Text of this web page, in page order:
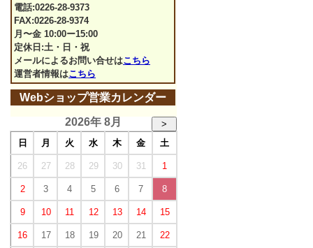
電話:0226-28-9373
FAX:0226-28-9374
月〜金 10:00ー15:00
定休日:土・日・祝
メールによるお問い合せはこちら
運営者情報はこちら
Webショップ営業カレンダー
2026年 8月
>
日
月 火 水 木 金 土
26 27 28 29 30 31 1
2 3 4 5 6 7 8
9 10 11 12 13 14 15
16 17 18 19 20 21 22